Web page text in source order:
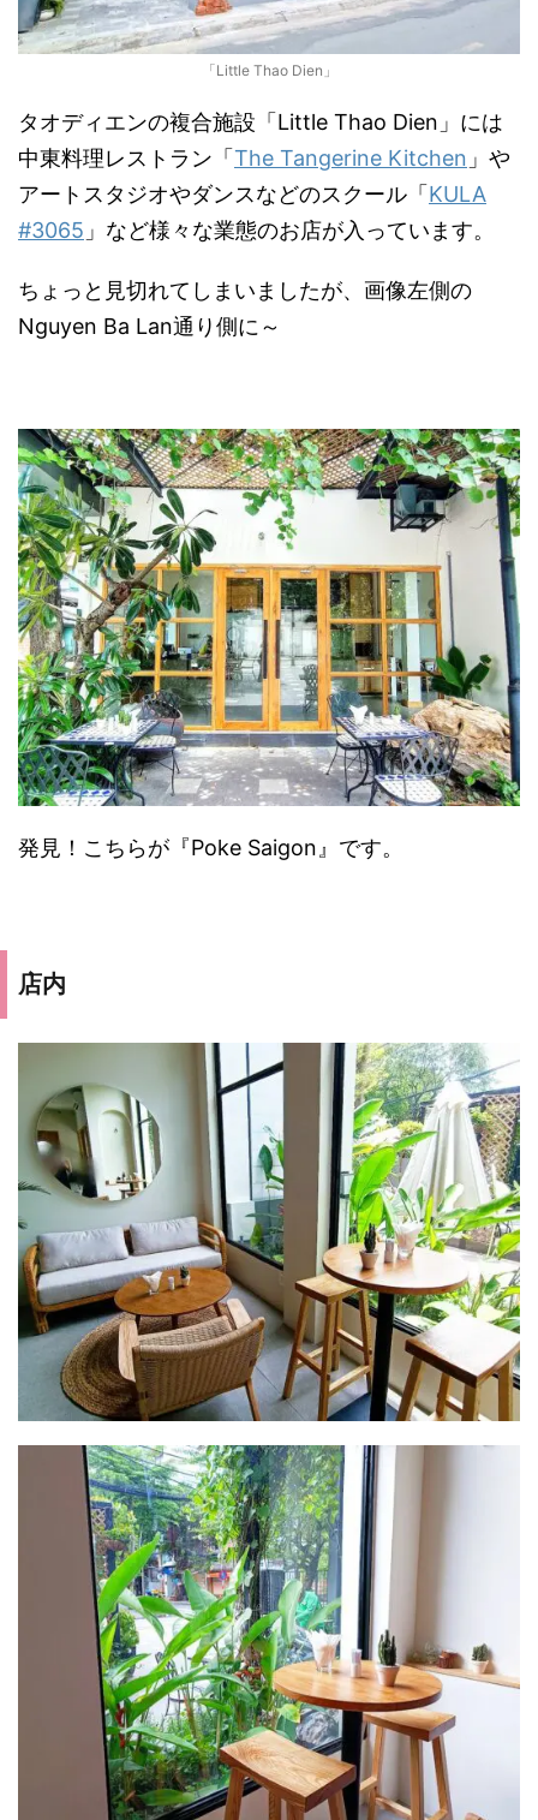
「Little Thao Dien」
タオディエンの複合施設「Little Thao Dien」には
中東料理レストラン「 The Tangerine Kitchen 」や
アートスタジオやダンスなどのスクール「 KULA
#3065 」など様々な業態のお店が入っています。
ちょっと見切れてしまいましたが、画像左側の
Nguyen Ba Lan通り側に～
発見！こちらが『Poke Saigon』です。
店内